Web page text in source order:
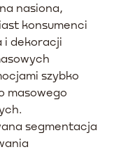
nasiona,
konsumenci
i dekoracji
szybko
masowego
segmentacja